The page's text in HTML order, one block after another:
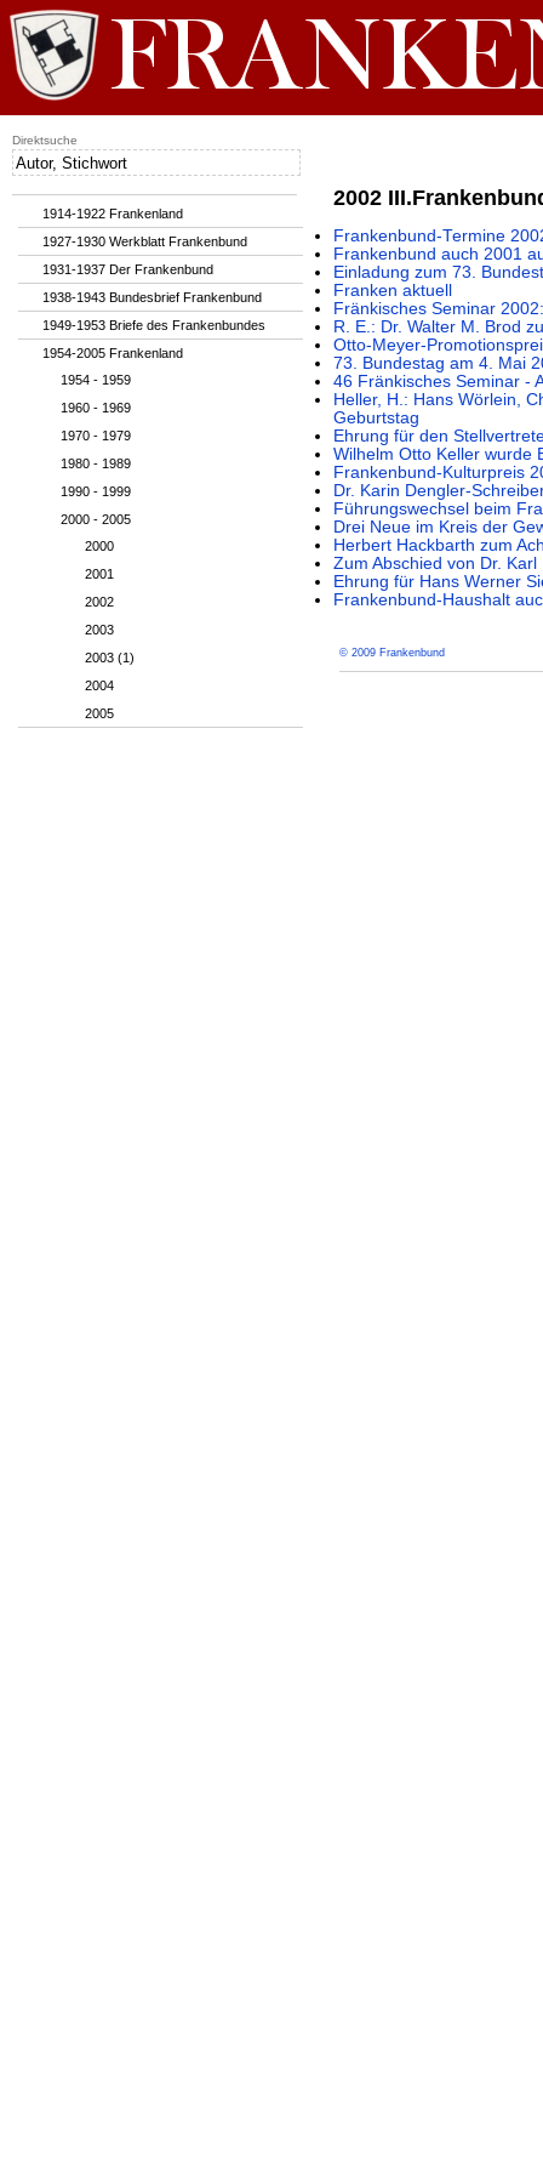
2002
Frankenbund-Termine
Frankenbund auch 2001
Einladung zum 73.
Franken aktuell
Fränkisches Seminar
R. E.: Dr. Walter M. Brod
Otto-Meyer-
73. Bundestag am 4. Mai
46 Fränkisches Seminar -
Heller, H.: Hans Wörlein,
Geburtstag
Ehrung für den
Wilhelm Otto Keller wurde
Frankenbund-Kulturpreis
Dr. Karin Dengler-
Führungswechsel beim
Drei Neue im Kreis der
Herbert Hackbarth zum
Zum Abschied von Dr. Karl
Ehrung für Hans Werner
Frankenbund-Haushalt
© 2009 Frankenbund
1914-1922 Frankenland
1927-1930 Werkblatt Frankenbund
1931-1937 Der Frankenbund
1938-1943 Bundesbrief Frankenbund
1949-1953 Briefe des Frankenbundes
1954-2005 Frankenland
1954 - 1959
1960 - 1969
1970 - 1979
1980 - 1989
1990 - 1999
2000 - 2005
2000
2001
2002
2003
2003 (1)
2004
2005
Direktsuche